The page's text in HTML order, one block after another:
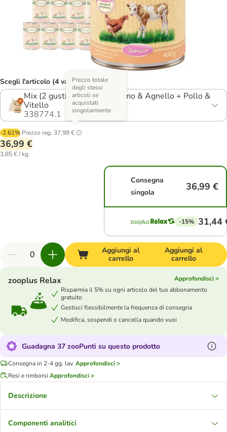
Scegli l'articolo (4 varianti)
Mix (2 gusti): Cuori di Tacchino & Agnello + Pollo &
Vitello
338774.1
-2.61% Prezzo reg. 37,98 €
Prezzo totale
degli stessi
articoli se
acquistati
singolarmente
36,99 €
3,85 € / kg
Consegna
singola
36,99 €
-15% 31,44
Aggiungi al
carrello
Aggiungi al
carrello
zooplus Relax
Approfondisci >
Risparmia il 5% su ogni articolo del tuo abbonamento
gratuito
Gestisci flessibilmente la frequenza di consegna
Modifica, sospendi o cancella quando vuoi
Guadagna 37 zooPunti su questo prodotto
Consegna in 2-4 gg. lav. Approfondisci >
Resi e rimborsi Approfondisci >
Descrizione
Componenti analitici